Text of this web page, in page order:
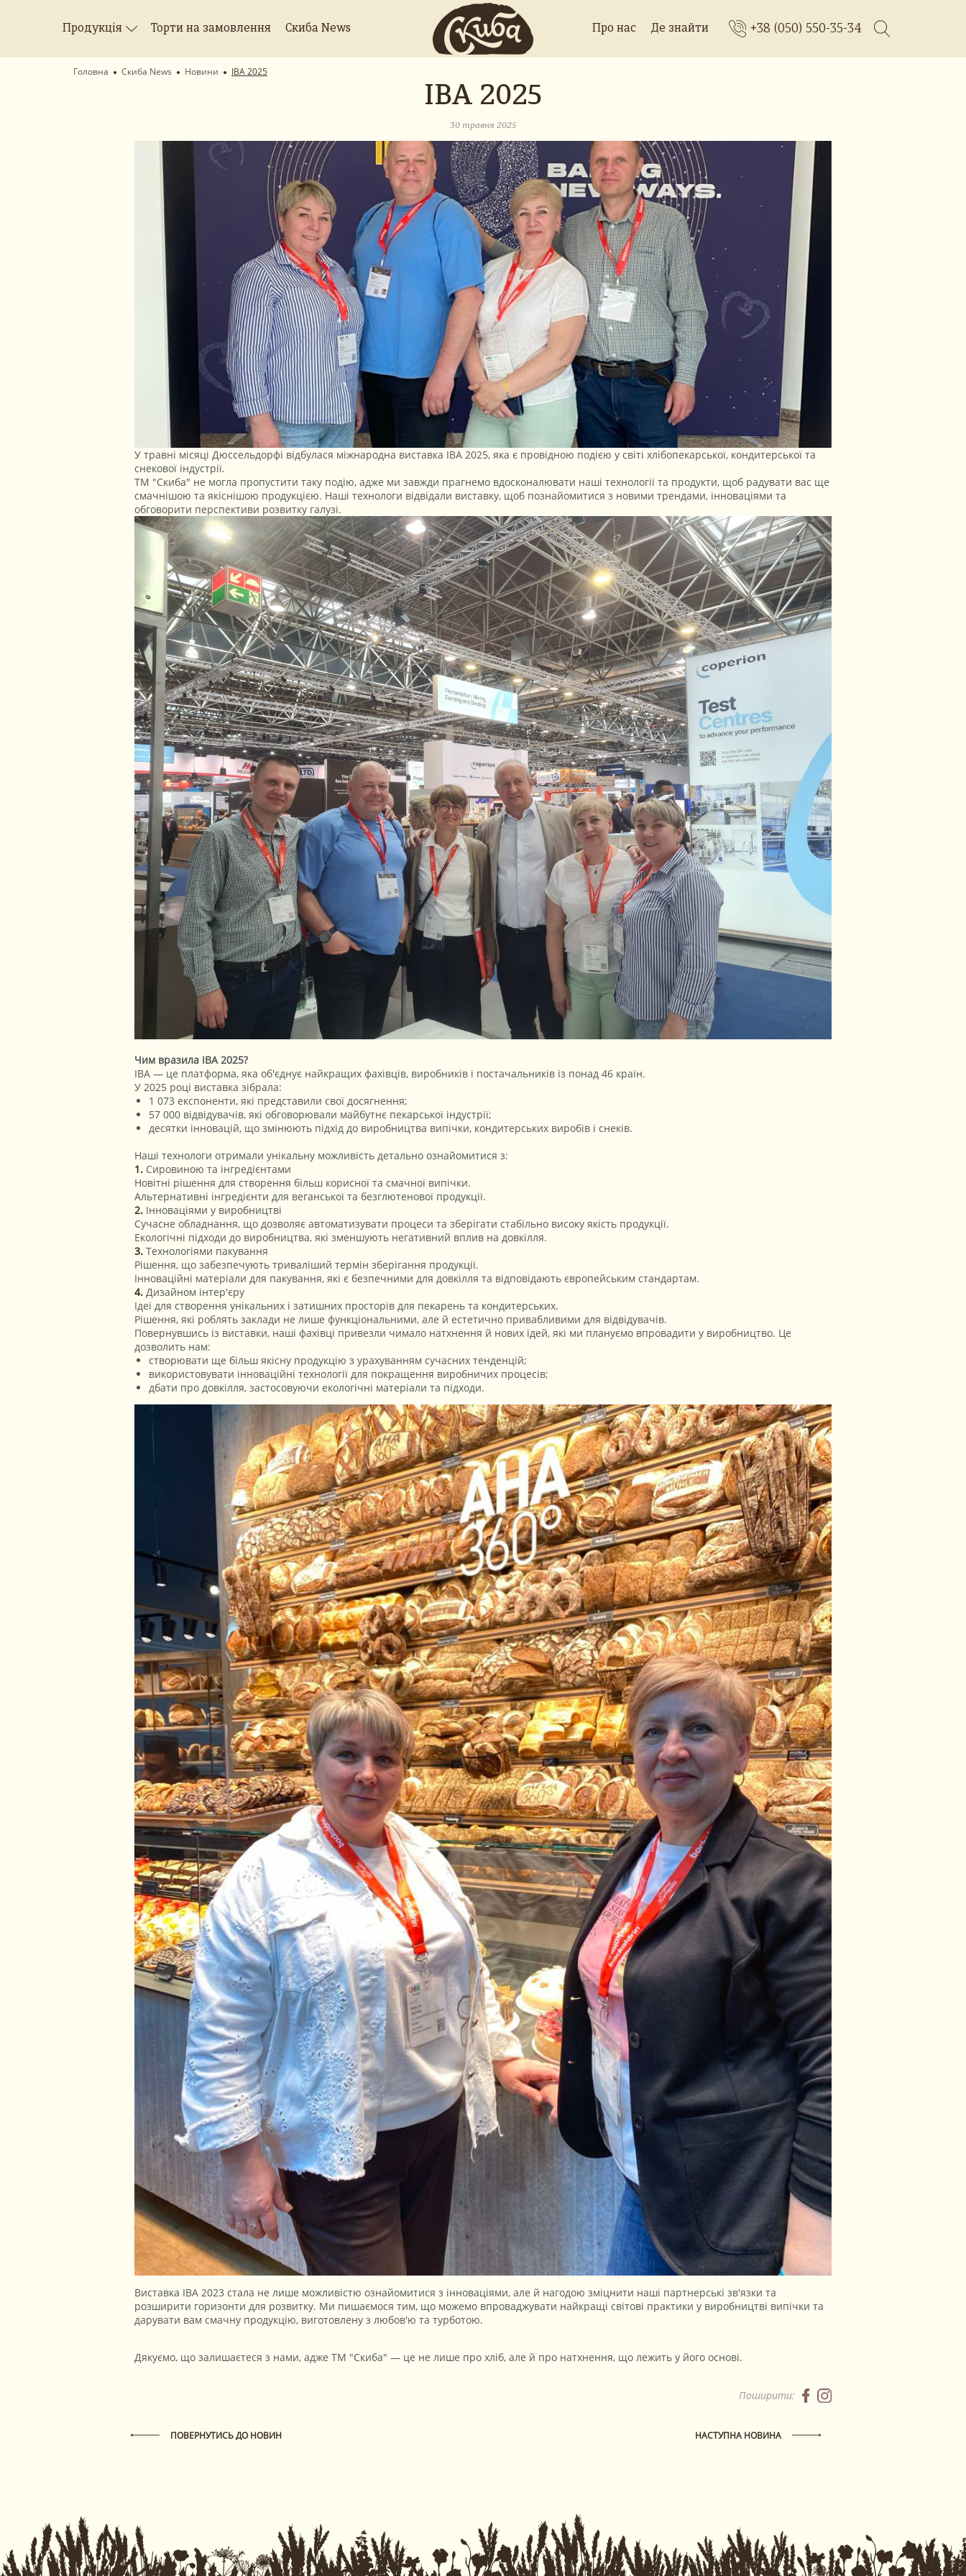
Продукція Торти на замовлення Скиба News Про нас Де знайти +38 (050) 550-35-34
Головна Скиба News Новини IBA 2025
IBA 2025
30 травня 2025
У травні місяці Дюссельдорфі відбулася міжнародна виставка IBA 2025, яка є провідною подією у світі хлібопекарської, кондитерської та
снекової індустрії.
ТМ "Скиба" не могла пропустити таку подію, адже ми завжди прагнемо вдосконалювати наші технології та продукти, щоб радувати вас ще
смачнішою та якіснішою продукцією. Наші технологи відвідали виставку, щоб познайомитися з новими трендами, інноваціями та
обговорити перспективи розвитку галузі.
Чим вразила IBA 2025?
IBA — це платформа, яка об'єднує найкращих фахівців, виробників і постачальників із понад 46 країн.
У 2025 році виставка зібрала:
1 073 експоненти, які представили свої досягнення;
57 000 відвідувачів, які обговорювали майбутнє пекарської індустрії;
десятки інновацій, що змінюють підхід до виробництва випічки, кондитерських виробів і снеків.
Наші технологи отримали унікальну можливість детально ознайомитися з:
Сировиною та інгредієнтами
Новітні рішення для створення більш корисної та смачної випічки.
Альтернативні інгредієнти для веганської та безглютенової продукції.
Інноваціями у виробництві
Сучасне обладнання, що дозволяє автоматизувати процеси та зберігати стабільно високу якість продукції.
Екологічні підходи до виробництва, які зменшують негативний вплив на довкілля.
Технологіями пакування
Рішення, що забезпечують триваліший термін зберігання продукції.
Інноваційні матеріали для пакування, які є безпечними для довкілля та відповідають європейським стандартам.
Дизайном інтер'єру
Ідеї для створення унікальних і затишних просторів для пекарень та кондитерських.
Рішення, які роблять заклади не лише функціональними, але й естетично привабливими для відвідувачів.
Повернувшись із виставки, наші фахівці привезли чимало натхнення й нових ідей, які ми плануємо впровадити у виробництво. Це
дозволить нам:
створювати ще більш якісну продукцію з урахуванням сучасних тенденцій;
використовувати інноваційні технології для покращення виробничих процесів;
дбати про довкілля, застосовуючи екологічні матеріали та підходи.
Виставка IBA 2023 стала не лише можливістю ознайомитися з інноваціями, але й нагодою зміцнити наші партнерські зв'язки та
розширити горизонти для розвитку. Ми пишаємося тим, що можемо впроваджувати найкращі світові практики у виробництві випічки та
дарувати вам смачну продукцію, виготовлену з любов'ю та турботою.
Дякуємо, що залишаєтеся з нами, адже ТМ "Скиба" — це не лише про хліб, але й про натхнення, що лежить у його основі.
Поширити:
ПОВЕРНУТИСЬ ДО НОВИН НАСТУПНА НОВИНА